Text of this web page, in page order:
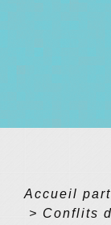
Accueil
> Conflits